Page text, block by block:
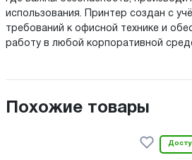
использования. Принтер создан с
требований к офисной технике и
работу в любой корпоративной
Похожие товары